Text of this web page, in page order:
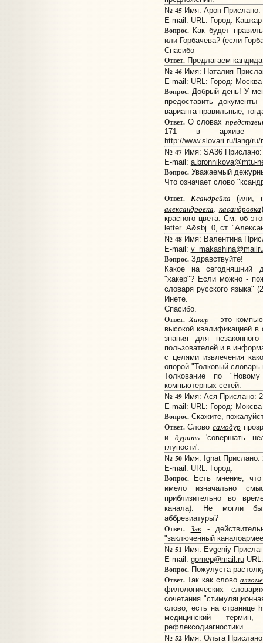
№ 45Имя: Арон Прислано:
E-mail: URL: Город: Кашкар
Вопрос.Как будет
или Горбачева? (если
Спасибо
Ответ.Предлагаем
№ 46Имя: Наталия
E-mail: URL: Город: Москва
Вопрос.Добрый день! У
предоставить
варианта правильные,
Ответ.О словах
171 в архиве
http://www.slovari.ru/lang/
№ 47Имя: SA36 Прислано:
E-mail: a.bronnikova@mtu-
Вопрос.Уважаемый
Что означает слово
Ответ. Ксандрейка (или,
александровка касандровка
красного цвета. См. об
letter=А&sbj=0, ст.
№ 48Имя: Валентина
E-mail:
Вопрос.Здравствуйте!
Какое на сегодняшний
"хакер"? Если можно -
словаря русского языка"
Инете.
Спасибо.
Ответ. Хакер - это
высокой квалификацией
знания для
пользователей и в
с целями извлечения
опорой "Толковый
Толкование по
компьютерных сетей.
№ 49Имя: Ася Прислано:
E-mail: URL: Город: Моксва
Вопрос.Скажите,
Ответ.Словосамодур
и дурить'совершать
глупости'.
№ 50Имя: Ignat Прислано:
E-mail: URL: Город:
Вопрос.Есть мнение, что
имело изначально
приблизительно во
канала). Не могли
аббревиатуры?
Ответ. Зэк-
"заключенный
№ 51 Имя: Evgeniy
E-mail: gornep@mail.ru
Вопрос.Пожулуста
Ответ.Так как слово
филологических
сочетания
слово, есть на странице
медицинский
рефлексодиагностики.
№ 52Имя: Ольга